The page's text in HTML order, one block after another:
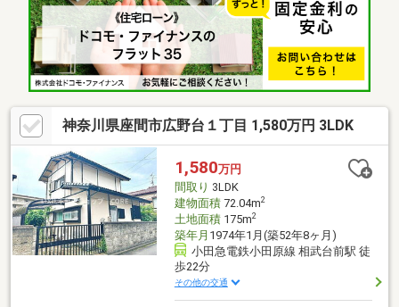
神奈川県座間市広野台１丁目 1,580万円 3LDK
1,580万円
間取り 3LDK
建物面積72.04m2
土地面積175m2
築年月 1974年1月(築52年8ヶ月)
小田急電鉄小田原線 相武台前駅 徒
歩22分
その他の交通